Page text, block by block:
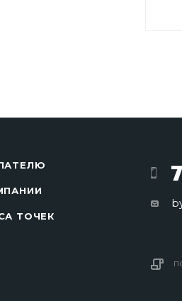
ТОЧЕК